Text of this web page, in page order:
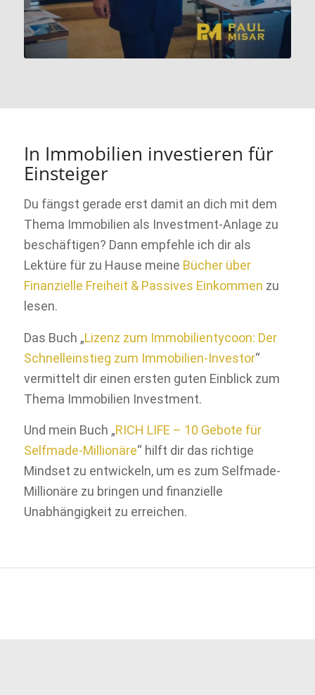
In Immobilien investieren für
Einsteiger
Du fängst gerade erst damit an dich mit dem
Thema Immobilien als Investment-Anlage zu
beschäftigen? Dann empfehle ich dir als
Lektüre für zu Hause meine Bücher über
Finanzielle Freiheit & Passives Einkommen zu
lesen.
Das Buch „Lizenz zum Immobilientycoon: Der
Schnelleinstieg zum Immobilien-Investor“
vermittelt dir einen ersten guten Einblick zum
Thema Immobilien Investment.
Und mein Buch „RICH LIFE – 10 Gebote für
Selfmade-Millionäre“ hilft dir das richtige
Mindset zu entwickeln, um es zum Selfmade-
Millionäre zu bringen und finanzielle
Unabhängigkeit zu erreichen.